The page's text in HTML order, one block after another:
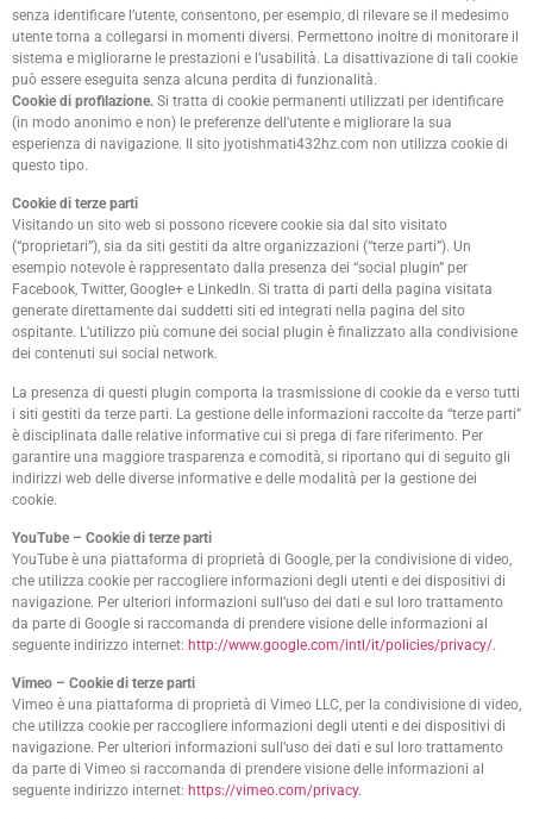
senza identificare l’utente, consentono, per esempio, di rilevare se il medesimo
utente torna a collegarsi in momenti diversi. Permettono inoltre di monitorare il
sistema e migliorarne le prestazioni e l’usabilità. La disattivazione di tali cookie
può essere eseguita senza alcuna perdita di funzionalità.
Cookie di profilazione. Si tratta di cookie permanenti utilizzati per identificare
(in modo anonimo e non) le preferenze dell’utente e migliorare la sua
esperienza di navigazione. Il sito jyotishmati432hz.com non utilizza cookie di
questo tipo.
Cookie di terze parti
Visitando un sito web si possono ricevere cookie sia dal sito visitato
(“proprietari”), sia da siti gestiti da altre organizzazioni (“terze parti”). Un
esempio notevole è rappresentato dalla presenza dei “social plugin” per
Facebook, Twitter, Google+ e LinkedIn. Si tratta di parti della pagina visitata
generate direttamente dai suddetti siti ed integrati nella pagina del sito
ospitante. L’utilizzo più comune dei social plugin è finalizzato alla condivisione
dei contenuti sui social network.
La presenza di questi plugin comporta la trasmissione di cookie da e verso tutti
i siti gestiti da terze parti. La gestione delle informazioni raccolte da “terze parti”
è disciplinata dalle relative informative cui si prega di fare riferimento. Per
garantire una maggiore trasparenza e comodità, si riportano qui di seguito gli
indirizzi web delle diverse informative e delle modalità per la gestione dei
cookie.
YouTube – Cookie di terze parti
YouTube è una piattaforma di proprietà di Google, per la condivisione di video,
che utilizza cookie per raccogliere informazioni degli utenti e dei dispositivi di
navigazione. Per ulteriori informazioni sull’uso dei dati e sul loro trattamento
da parte di Google si raccomanda di prendere visione delle informazioni al
seguente indirizzo internet: http://www.google.com/intl/it/policies/privacy/.
Vimeo – Cookie di terze parti
Vimeo è una piattaforma di proprietà di Vimeo LLC, per la condivisione di video,
che utilizza cookie per raccogliere informazioni degli utenti e dei dispositivi di
navigazione. Per ulteriori informazioni sull’uso dei dati e sul loro trattamento
da parte di Vimeo si raccomanda di prendere visione delle informazioni al
seguente indirizzo internet: https://vimeo.com/privacy.